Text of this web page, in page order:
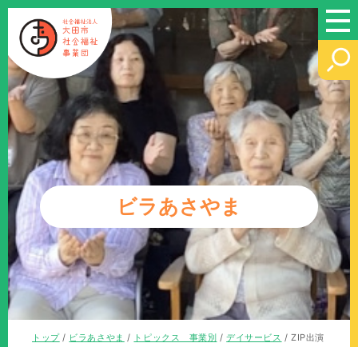
このページの本文へ
ビラあさやま
現
トップ/ ビラあさやま / トピックス 事業別 /デイサービス /ZIP出演